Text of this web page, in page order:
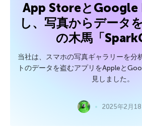
App StoreとGoogle
し、写真からデータ
の木馬「
当社は、スマホの写真ギャラリーを分
トのデータを盗むアプリをAppleと
見しました。
2025年2月18